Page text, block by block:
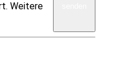
Weitere